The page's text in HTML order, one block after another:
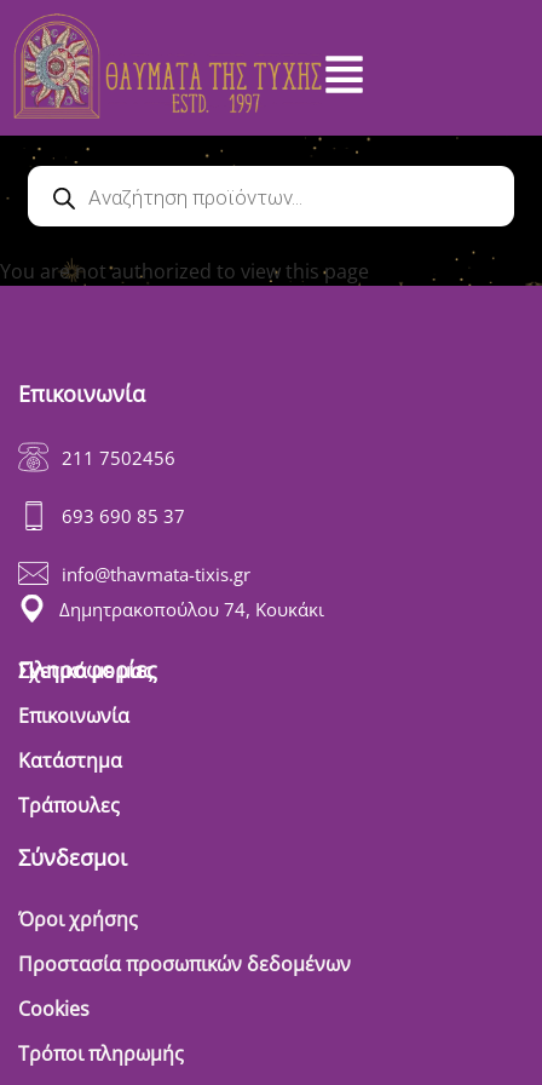
You are not authorized to view this page
Επικοινωνία
211 7502456
693 690 85 37
info@thavmata-tixis.gr
Δημητρακοπούλου 74, Κουκάκι
Πληροφορίες
Σχετικά με μας
Επικοινωνία
Κατάστημα
Τράπουλες
Σύνδεσμοι
Όροι χρήσης
Προστασία προσωπικών δεδομένων
Cookies
Τρόποι πληρωμής